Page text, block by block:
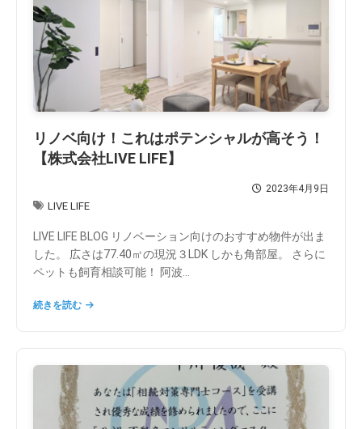
リノベ向け！これはポテンシャルが高そう！
【株式会社LIVE LIFE】
2023年4月9日
LIVE LIFE
LIVE LIFE BLOG リノベーション向けのおすすめ物件が出ま
した。 広さは77.40㎡の現況３LDK しかも角部屋。 さらに
ペットも飼育相談可能！ 阿波...
続きを読む